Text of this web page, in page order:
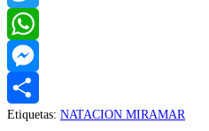
Twitter
WhatsApp
Messenger
Compartir
Etiquetas: NATACION MIRAMAR